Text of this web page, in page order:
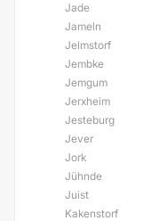
Jade
Jameln
Jelmstorf
Jembke
Jemgum
Jerxheim
Jesteburg
Jever
Jork
Jühnde
Juist
Kakenstorf